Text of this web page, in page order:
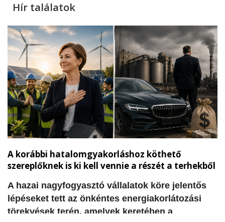
Hír találatok
A korábbi hatalomgyakorláshoz köthető
szereplőknek is ki kell vennie a részét a terhekből
​A hazai nagyfogyasztó vállalatok köre jelentős
lépéseket tett az önkéntes energiakorlátozási
törekvések terén, amelyek keretében a